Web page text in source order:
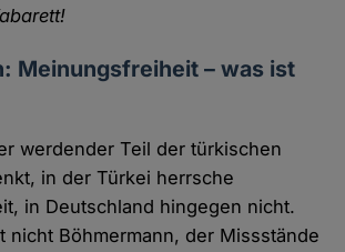
Meinungsfreiheit – was ist
werdender Teil der türkischen
in der Türkei herrsche
in Deutschland hingegen nicht.
nicht Böhmermann, der Missstände